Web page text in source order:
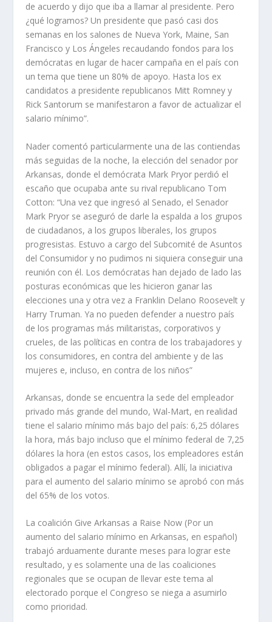
de acuerdo y dijo que iba a llamar al presidente. Pero
¿qué logramos? Un presidente que pasó casi dos
semanas en los salones de Nueva York, Maine, San
Francisco y Los Ángeles recaudando fondos para los
demócratas en lugar de hacer campaña en el país con
un tema que tiene un 80% de apoyo. Hasta los ex
candidatos a presidente republicanos Mitt Romney y
Rick Santorum se manifestaron a favor de actualizar el
salario mínimo”.
Nader comentó particularmente una de las contiendas
más seguidas de la noche, la elección del senador por
Arkansas, donde el demócrata Mark Pryor perdió el
escaño que ocupaba ante su rival republicano Tom
Cotton: “Una vez que ingresó al Senado, el Senador
Mark Pryor se aseguró de darle la espalda a los grupos
de ciudadanos, a los grupos liberales, los grupos
progresistas. Estuvo a cargo del Subcomité de Asuntos
del Consumidor y no pudimos ni siquiera conseguir una
reunión con él. Los demócratas han dejado de lado las
posturas económicas que les hicieron ganar las
elecciones una y otra vez a Franklin Delano Roosevelt y
Harry Truman. Ya no pueden defender a nuestro país
de los programas más militaristas, corporativos y
crueles, de las políticas en contra de los trabajadores y
los consumidores, en contra del ambiente y de las
mujeres e, incluso, en contra de los niños”
Arkansas, donde se encuentra la sede del empleador
privado más grande del mundo, Wal-Mart, en realidad
tiene el salario mínimo más bajo del país: 6,25 dólares
la hora, más bajo incluso que el mínimo federal de 7,25
dólares la hora (en estos casos, los empleadores están
obligados a pagar el mínimo federal). Allí, la iniciativa
para el aumento del salario mínimo se aprobó con más
del 65% de los votos.
La coalición Give Arkansas a Raise Now (Por un
aumento del salario mínimo en Arkansas, en español)
trabajó arduamente durante meses para lograr este
resultado, y es solamente una de las coaliciones
regionales que se ocupan de llevar este tema al
electorado porque el Congreso se niega a asumirlo
como prioridad.